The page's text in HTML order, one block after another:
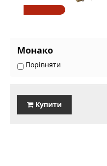
Монако
Порівняти
Купити